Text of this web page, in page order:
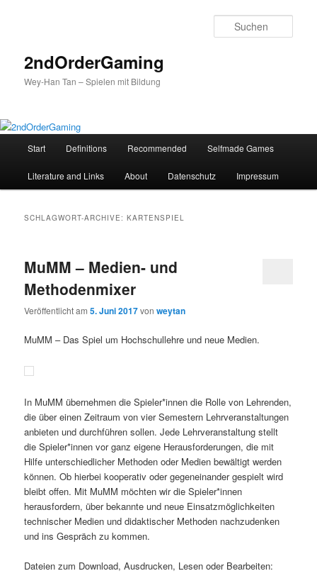
2ndOrderGaming
Wey-Han Tan – Spielen mit Bildung
p
Zum
Inhalt
Zum
sekundären
Start Definitions Recommended Selfmade Games
Literature and Links About Datenschutz Impressum
SCHLAGWORT-ARCHIVE:KARTENSPIEL
MuMM – Medien- und
Methodenmixer
Veröffentlicht am5. Juni 2017vonweytan
MuMM – Das Spiel um Hochschullehre und neue Medien.
In MuMM übernehmen die Spieler*innen die Rolle von Lehrenden,
die über einen Zeitraum von vier Semestern Lehrveranstaltungen
anbieten und durchführen sollen. Jede Lehrveranstaltung stellt
die Spieler*innen vor ganz eigene Herausforderungen, die mit
Hilfe unterschiedlicher Methoden oder Medien bewältigt werden
können. Ob hierbei kooperativ oder gegeneinander gespielt wird
bleibt offen. Mit MuMM möchten wir die Spieler*innen
herausfordern, über bekannte und neue Einsatzmöglichkeiten
technischer Medien und didaktischer Methoden nachzudenken
und ins Gespräch zu kommen.
Dateien zum Download, Ausdrucken, Lesen oder Bearbeiten: